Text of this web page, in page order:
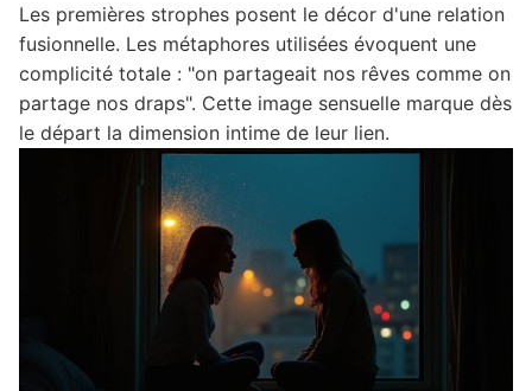
Les premières strophes posent le décor d'une relation
fusionnelle. Les métaphores utilisées évoquent une
complicité totale : "on partageait nos rêves comme on
partage nos draps". Cette image sensuelle marque dès
le départ la dimension intime de leur lien.